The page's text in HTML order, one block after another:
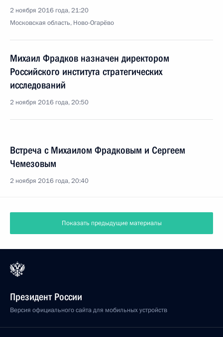
2 ноября 2016 года, 21:20
Московская область, Ново-Огарёво
Михаил Фрадков назначен директором
Российского института стратегических
исследований
2 ноября 2016 года, 20:50
Встреча с Михаилом Фрадковым и Сергеем
Чемезовым
2 ноября 2016 года, 20:40
Показать предыдущие материалы
Президент России
Версия официального сайта для мобильных устройств